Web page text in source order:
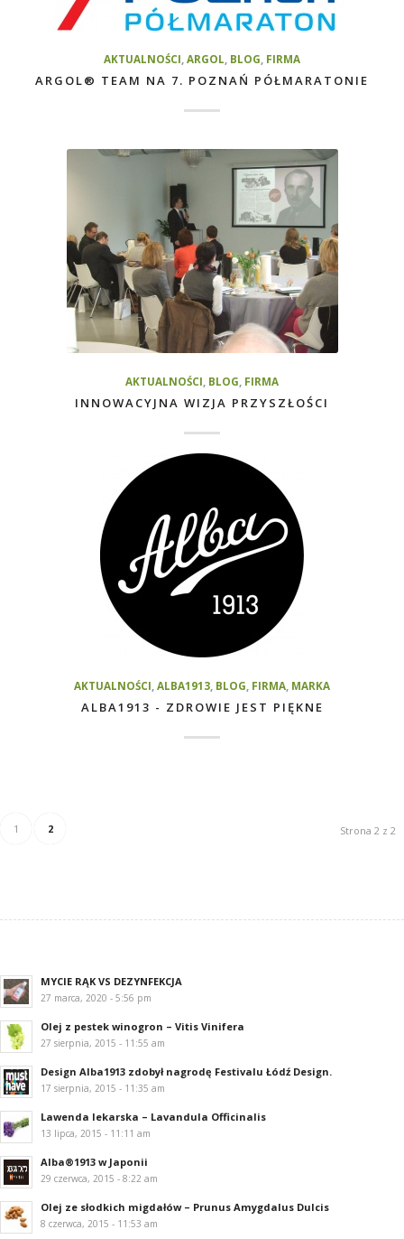
AKTUALNOŚCI ARGOL BLOG FIRMA
ARGOL® TEAM NA 7. POZNAŃ PÓŁMARATONIE
AKTUALNOŚCI BLOG FIRMA
INNOWACYJNA WIZJA PRZYSZŁOŚCI
AKTUALNOŚCI ALBA1913 BLOG FIRMA MARKA
ALBA1913 - ZDROWIE JEST PIĘKNE
Strona 2 z 2
1 2
MYCIE RĄK VS DEZYNFEKCJA
27 marca, 2020 - 5:56 pm
Olej z pestek winogron – Vitis Vinifera
27 sierpnia, 2015 - 11:55 am
Design Alba1913 zdobył nagrodę Festivalu Łódź Design.
17 sierpnia, 2015 - 11:35 am
Lawenda lekarska – Lavandula Officinalis
13 lipca, 2015 - 11:11 am
Alba®1913 w Japonii
29 czerwca, 2015 - 8:22 am
Olej ze słodkich migdałów – Prunus Amygdalus Dulcis
8 czerwca, 2015 - 11:53 am